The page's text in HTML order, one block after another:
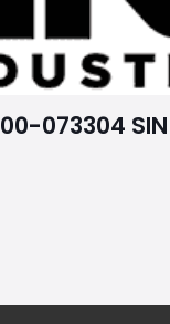
00-073304 SIN